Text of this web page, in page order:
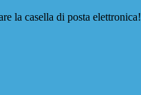
la casella di posta elettronica!